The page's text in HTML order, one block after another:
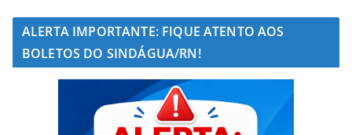
ALERTA IMPORTANTE: FIQUE ATENTO AOS
BOLETOS DO SINDÁGUA/RN!